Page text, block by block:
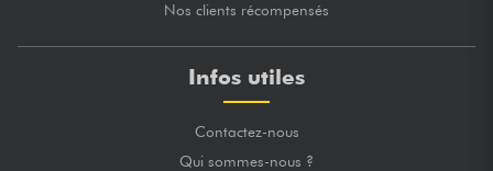
Nos clients récompensés
Infos utiles
Contactez-nous
Qui sommes-nous ?